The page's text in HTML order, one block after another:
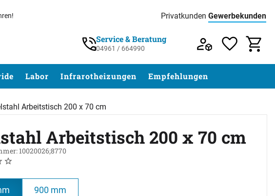
Privatkunden Preisliste:
Gewerbekunden
Service & Beratung unter 04961 / 77
Service & Beratung
04961 / 664990
Labor Infrarotheizungen Empfehlungen
Arbeitstisch 200 x 70 cm
Arbeitstisch 200 x 70 cm
10020026;8770
Bewertungen abgegeben
900 mm